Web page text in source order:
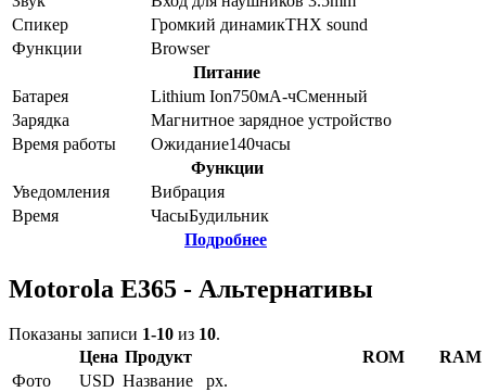
Спикер
Громкий динамикTHX sound
Функции
Browser
Питание
Батарея
Lithium Ion750мА-чСменный
Зарядка
Магнитное зарядное устройство
Время работы
Ожидание140часы
Функции
Уведомления
Вибрация
Время
ЧасыБудильник
Подробнее
Motorola E365 - Альтернативы
Показаны записи 1-10 из 10.
Цена Продукт ROM
RAM
Фото
USD Название px.